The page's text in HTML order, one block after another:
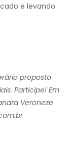
e levando
proposto
Participe! Em
Veroneze